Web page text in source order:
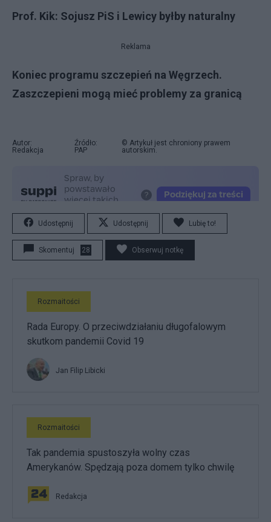
Prof. Kik: Sojusz PiS i Lewicy byłby naturalny
Reklama
Koniec programu szczepień na Węgrzech.
Zaszczepieni mogą mieć problemy za granicą
Autor:
Redakcja
Źródło:
PAP
© Artykuł jest chroniony prawem
autorskim.
Udostępnij Udostępnij Lubię to!
Skomentuj 28 Obserwuj notkę
Rozmaitości
Rada Europy. O przeciwdziałaniu długofalowym
skutkom pandemii Covid 19
Jan Filip Libicki
Rozmaitości
Tak pandemia spustoszyła wolny czas
Amerykanów. Spędzają poza domem tylko chwilę
Redakcja